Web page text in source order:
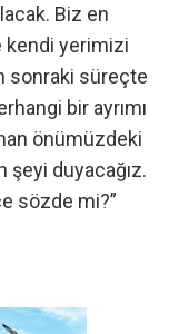
Biz en
kendi yerimizi
sonraki süreçte
bir ayrımı
önümüzdeki
şeyi duyacağız.
sözde mi?”